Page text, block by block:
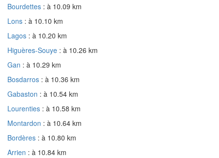
Bourdettes : à 10.09 km
Lons : à 10.10 km
Lagos : à 10.20 km
Higuères-Souye : à 10.26 km
Gan : à 10.29 km
Bosdarros : à 10.36 km
Gabaston : à 10.54 km
Lourenties : à 10.58 km
Montardon : à 10.64 km
Bordères : à 10.80 km
Arrien : à 10.84 km